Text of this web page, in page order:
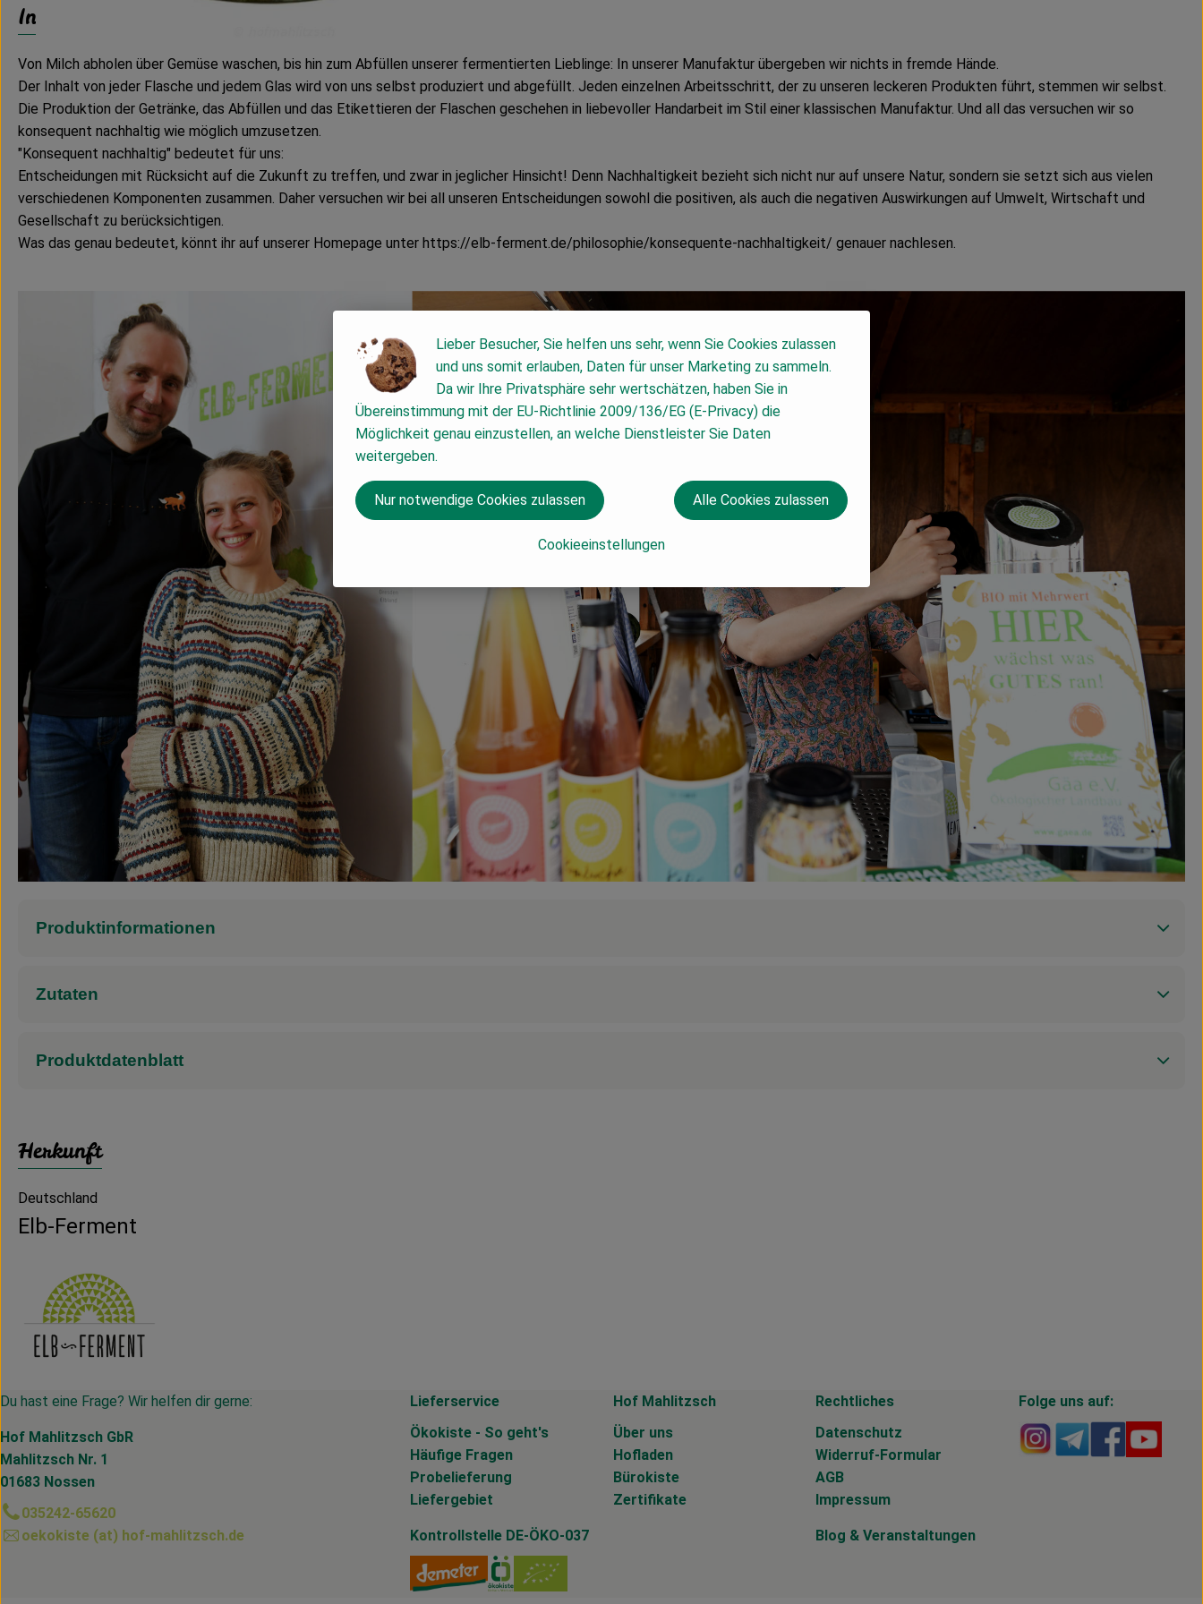
Info
Von Milch abholen über Gemüse waschen, bis hin zum Abfüllen unserer fermentierten Lieblinge: In unserer Manufaktur übergeben wir nichts in fremde Hände.
Der Inhalt von jeder Flasche und jedem Glas wird von uns selbst produziert und abgefüllt. Jeden einzelnen Arbeitsschritt, der zu unseren leckeren Produkten führt, stemmen wir selbst.
Die Produktion der Getränke, das Abfüllen und das Etikettieren der Flaschen geschehen in liebevoller Handarbeit im Stil einer klassischen Manufaktur. Und all das versuchen wir so
konsequent nachhaltig wie möglich umzusetzen.
"Konsequent nachhaltig" bedeutet für uns:
Entscheidungen mit Rücksicht auf die Zukunft zu treffen, und zwar in jeglicher Hinsicht! Denn Nachhaltigkeit bezieht sich nicht nur auf unsere Natur, sondern sie setzt sich aus vielen
verschiedenen Komponenten zusammen. Daher versuchen wir bei all unseren Entscheidungen sowohl die positiven, als auch die negativen Auswirkungen auf Umwelt, Wirtschaft und
Gesellschaft zu berücksichtigen.
Was das genau bedeutet, könnt ihr auf unserer Homepage unter https://elb-ferment.de/philosophie/konsequente-nachhaltigkeit/ genauer nachlesen.
Produktinformationen
Zutaten
Produktdatenblatt
Herkunft
Deutschland
Elb-Ferment
Du hast eine Frage? Wir helfen dir gerne:
Hof Mahlitzsch GbR
Mahlitzsch Nr. 1
01683 Nossen
035242-65620
oekokiste (at) hof-mahlitzsch.de
Lieferservice
Ökokiste - So geht's
Häufige Fragen
Probelieferung
Liefergebiet
Hof Mahlitzsch
Über uns
Hofladen
Bürokiste
Zertifikate
Rechtliches
Datenschutz
Widerruf-Formular
AGB
Impressum
Folge uns auf:
Externer Link zu
Externer Link
Externer
Kontrollstelle DE-ÖKO-037 Blog & Veranstaltungen
Lieber Besucher, Sie helfen uns sehr, wenn Sie Cookies zulassen
und uns somit erlauben, Daten für unser Marketing zu sammeln.
Da wir Ihre Privatsphäre sehr wertschätzen, haben Sie in
Übereinstimmung mit der EU-Richtlinie 2009/136/EG (E-Privacy) die
Möglichkeit genau einzustellen, an welche Dienstleister Sie Daten
weitergeben.
Cookieeinstellungen
Nur notwendige Cookies zulassen Alle Cookies zulassen